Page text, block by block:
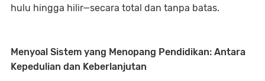
hulu hingga hilir—secara total dan tanpa batas.
Menyoal Sistem yang Menopang Pendidikan: Antara
Kepedulian dan Keberlanjutan